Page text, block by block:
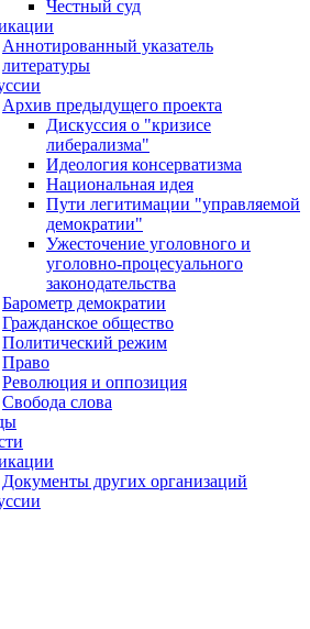
Честный суд
Аннотированный указатель
литературы
Архив предыдущего проекта
Дискуссия о "кризисе
либерализма"
Идеология консерватизма
Национальная идея
Пути легитимации "управляемой
демократии"
Ужесточение уголовного и
уголовно-процесуального
законодательства
Барометр демократии
Гражданское общество
Политический режим
Право
Революция и оппозиция
Свобода слова
Документы других организаций